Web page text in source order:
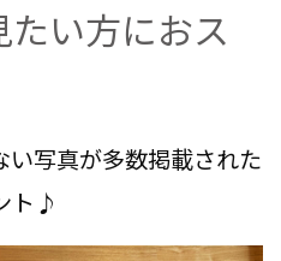
い方におス
い写真が多数掲載された
ト♪